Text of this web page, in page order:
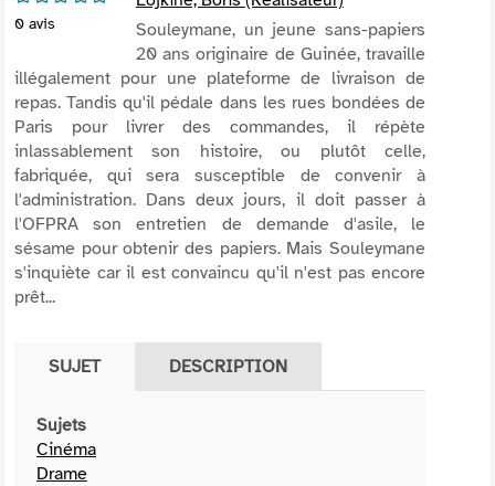
0 avis
Souleymane, un jeune sans-papiers
20 ans originaire de Guinée, travaille
illégalement pour une plateforme de livraison de
repas. Tandis qu'il pédale dans les rues bondées de
Paris pour livrer des commandes, il répète
inlassablement son histoire, ou plutôt celle,
fabriquée, qui sera susceptible de convenir à
l'administration. Dans deux jours, il doit passer à
l'OFPRA son entretien de demande d'asile, le
sésame pour obtenir des papiers. Mais Souleymane
s'inquiète car il est convaincu qu'il n'est pas encore
prêt...
SUJET DESCRIPTION
Sujets
Cinéma
Drame